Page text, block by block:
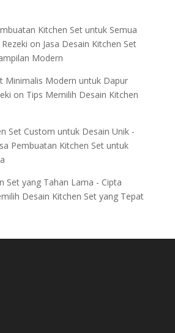
Kitchen Set untuk Semua
on Jasa Desain Kitchen Set
Modern
Minimalis Modern untuk Dapur
on Tips Memilih Desain Kitchen
Set Custom untuk Desain Unik -
Pembuatan Kitchen Set untuk
Set yang Tahan Lama - Cipta
Desain Kitchen Set yang Tepat